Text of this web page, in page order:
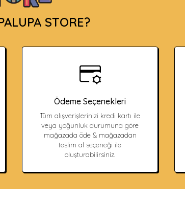
STORE?
Ödeme Seçenekleri
Tüm alışverişlerinizi kredi kartı ile
veya yoğunluk durumuna göre
mağazada öde & mağazadan
teslim al seçeneği ile
oluşturabilirsiniz.